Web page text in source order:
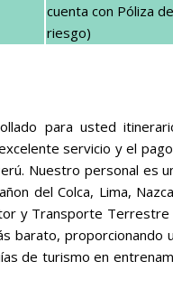
cuenta con Póliza
riesgo)
para usted
servicio y el
Nuestro personal es
del Colca, Lima,
y Transporte Terrestre
barato, proporcionando
de turismo en